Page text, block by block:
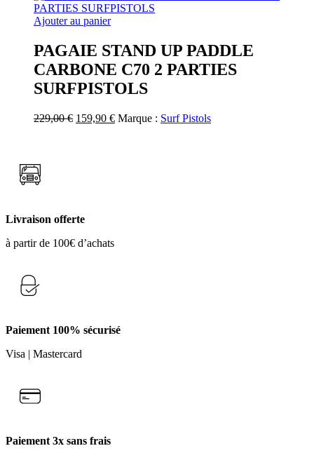
la
page
produit
699,00 €
Ajouter au panier
PAGAIE STAND UP PADDLE
CARBONE C70 2 PARTIES
SURFPISTOLS
229,00€ Le
159,90 €Le
Marque : Surf Pistols
Livraison offerte
à partir de 100€ d’achats
Paiement 100% sécurisé
Visa | Mastercard
Paiement 3x sans frais